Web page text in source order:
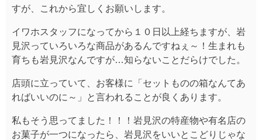
すが、これから宜しくお願いします。
イワホスタッフになってから１０日以上経ちますが、岩
見沢っていろいろな商品があるんですねぇ～！生まれも
育ちも岩見沢なんですが…知らないことだらけでした。
店頭に立っていて、お客様に「セットものの箱なんてあ
ればいいのに～」と言われることが良くあります。
私もそう思ってました！！！岩見沢の特産物や有名店の
お菓子が一つになったら、岩見沢をいいとこどりじゃな